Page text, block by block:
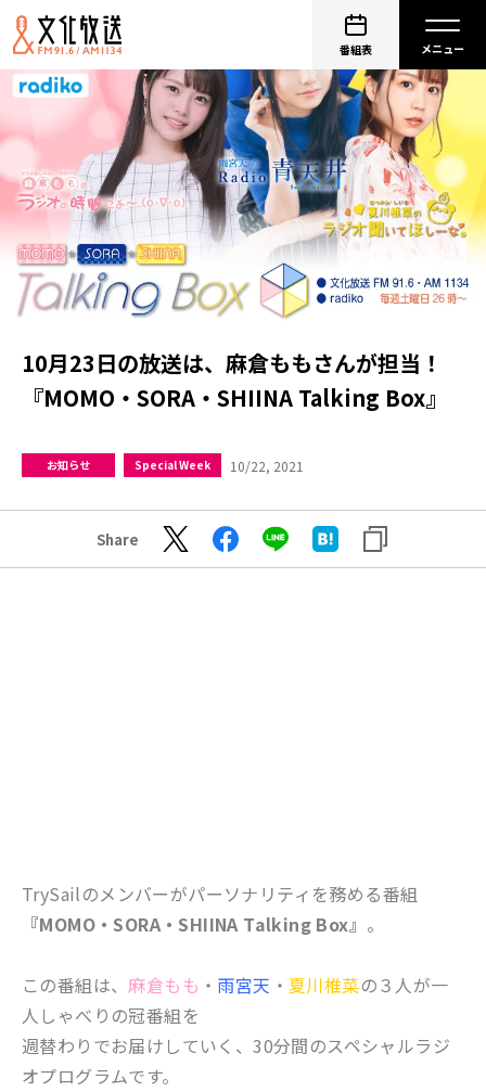
番組表
10月23日の放送は、麻倉ももさんが担当！
『MOMO・SORA・SHIINA Talking Box』
お知らせ Special Week 10/22, 2021
Share
TrySailのメンバーがパーソナリティを務める番組
『MOMO・SORA・SHIINA Talking Box』 。
この番組は、麻倉もも ・ 雨宮天 ・ 夏川椎菜の３人が一
人しゃべりの冠番組を
週替わりでお届けしていく、30分間のスペシャルラジ
オプログラムです。